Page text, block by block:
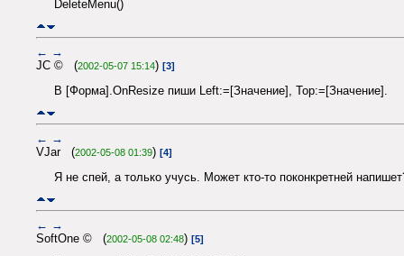
DeleteMenu()
← →
JC © (2002-05-07 15:14) [3]
В [Форма].OnResize пиши Left:=[Значение], Top:=[Значение].
← →
VJar (2002-05-08 01:39) [4]
Я не спей, а только учусь. Может кто-то поконкретней
← →
SoftOne © (2002-05-08 02:48) [5]